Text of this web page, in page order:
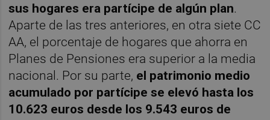
sus hogares era partícipe de algún plan.
Aparte de las tres anteriores, en otra siete CC
AA, el porcentaje de hogares que ahorra en
Planes de Pensiones era superior a la media
nacional. Por su parte, el patrimonio medio
acumulado por partícipe se elevó hasta los
10.623 euros desde los 9.543 euros de